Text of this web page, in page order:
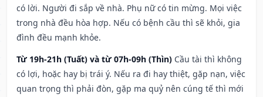
có lời. Người đi sắp về nhà. Phụ nữ có tin mừng. Mọi việc
trong nhà đều hòa hợp. Nếu có bệnh cầu thì sẽ khỏi, gia
đình đều mạnh khỏe.
Từ 19h-21h (Tuất) và từ 07h-09h (Thìn) Cầu tài thì không
có lợi, hoặc hay bị trái ý. Nếu ra đi hay thiệt, gặp nạn, việc
quan trọng thì phải đòn, gặp ma quỷ nên cúng tế thì mới